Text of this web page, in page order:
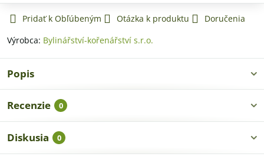
Pridať k Obľúbeným Otázka k produktu
Doručenia
Výrobca: Bylinářství-kořenářství s.r.o.
Popis
Recenzie 0
Diskusia 0